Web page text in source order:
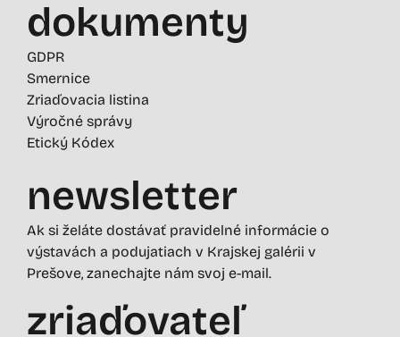
dokumenty
GDPR
Smernice
Zriaďovacia listina
Výročné správy
Etický Kódex
newsletter
Ak si želáte dostávať pravidelné informácie o
výstavách a podujatiach v Krajskej galérii v
Prešove, zanechajte nám svoj e-mail.
zriaďovateľ